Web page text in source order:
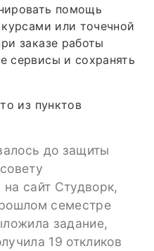
помощь
или точечной
заказе работы
сервисы и сохранять
из пунктов
до защиты
сайт Студворк,
семестре
задание,
19 откликов